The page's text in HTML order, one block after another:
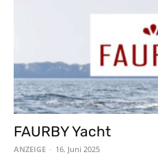
FAURBY Yacht
ANZEIGE - 16. Juni 2025